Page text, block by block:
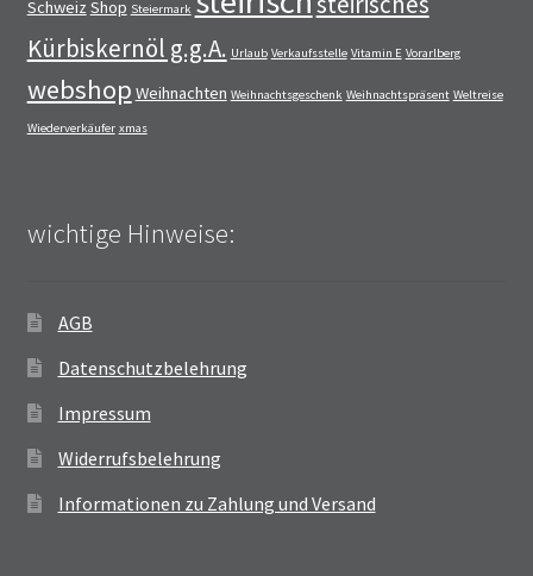
Schweiz Shop Steiermark
Kürbiskernöl g.g.A. Urlaub Verkaufsstelle Vitamin E Vorarlberg
webshop Weihnachten Weihnachtsgeschenk Weihnachtspräsent Weltreise
Wiederverkäufer xmas
wichtige Hinweise:
AGB
Datenschutzbelehrung
Impressum
Widerrufsbelehrung
Informationen zu Zahlung und Versand